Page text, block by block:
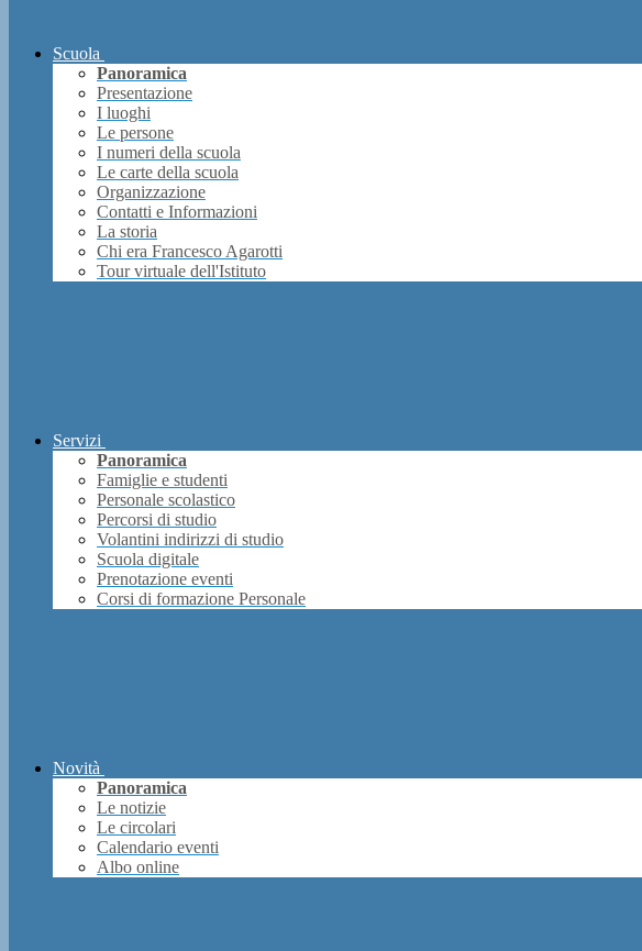
Scuola
Panoramica
Presentazione
I luoghi
Le persone
I numeri della scuola
Le carte della scuola
Organizzazione
Contatti e Informazioni
La storia
Chi era Francesco Agarotti
Tour virtuale dell'Istituto
Servizi
Panoramica
Famiglie e studenti
Personale scolastico
Percorsi di studio
Volantini indirizzi di studio
Scuola digitale
Prenotazione eventi
Corsi di formazione Personale
Novità
Panoramica
Le notizie
Le circolari
Calendario eventi
Albo online